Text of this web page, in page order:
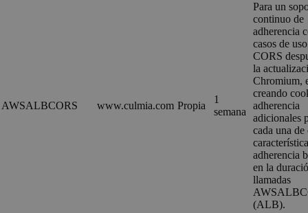
AWSALBCORS www.culmia.com Propia
1
semana
Para un
continuo de
adherencia
casos de
CORS
la
Chromium,
creando
adherencia
adicionales
cada una de
adherencia
en la
llamadas
(ALB).